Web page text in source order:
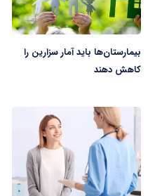
بیمارستان‌ها باید آمار سزارین را
کاهش دهند